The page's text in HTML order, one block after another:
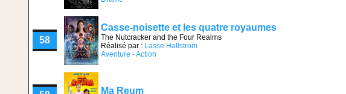
58
Casse-noisette et les quatre royaumes
The Nutcracker and the Four Realms
Réalisé par : Lasse Hallstrom
Aventure - Action
Ma Reum